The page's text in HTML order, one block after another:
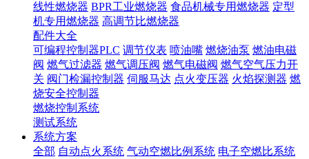
线性燃烧器 BPR工业燃烧器 食品机械专用燃烧器 定型
机专用燃烧器 高调节比燃烧器
配件大全
可编程控制器PLC 调节仪表 喷油嘴 燃烧油泵 燃油电磁
阀 燃气过滤器 燃气调压阀 燃气电磁阀 燃气空气压力开
关 阀门检漏控制器 伺服马达 点火变压器 火焰探测器 燃
烧安全控制器
燃烧控制系统
测试系统
系统方案
全部 自动点火系统 气动空燃比例系统 电子空燃比系统